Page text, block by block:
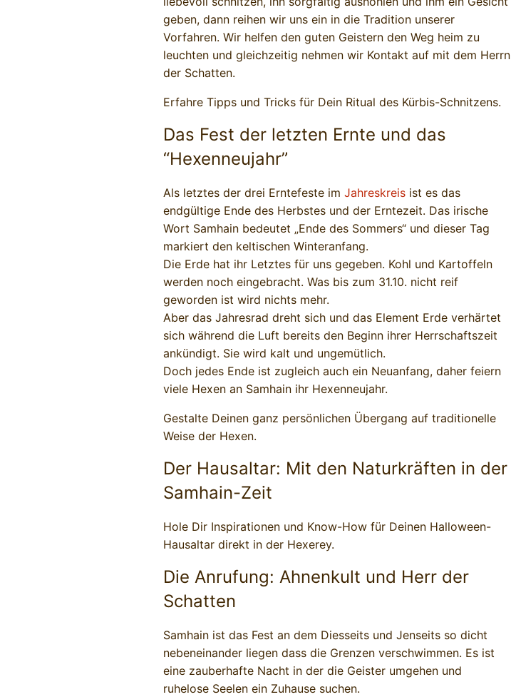
geben, dann reihen wir uns ein in die Tradition unserer
Vorfahren. Wir helfen den guten Geistern den Weg heim zu
leuchten und gleichzeitig nehmen wir Kontakt auf mit dem Herrn
der Schatten.
Erfahre Tipps und Tricks für Dein Ritual des Kürbis-Schnitzens.
Das Fest der letzten Ernte und das
“Hexenneujahr”
Als letztes der drei Erntefeste imJahreskreis ist es das
endgültige Ende des Herbstes und der Erntezeit. Das irische
Wort Samhain bedeutet „Ende des Sommers“ und dieser Tag
markiert den keltischen Winteranfang.
Die Erde hat ihr Letztes für uns gegeben. Kohl und Kartoffeln
werden noch eingebracht. Was bis zum 31.10. nicht reif
geworden ist wird nichts mehr.
Aber das Jahresrad dreht sich und das Element Erde verhärtet
sich während die Luft bereits den Beginn ihrer Herrschaftszeit
ankündigt. Sie wird kalt und ungemütlich.
Doch jedes Ende ist zugleich auch ein Neuanfang, daher feiern
viele Hexen an Samhain ihr Hexenneujahr.
Gestalte Deinen ganz persönlichen Übergang auf traditionelle
Weise der Hexen.
Der Hausaltar: Mit den Naturkräften in der
Samhain-Zeit
Hole Dir Inspirationen und Know-How für Deinen Halloween-
Hausaltar direkt in der Hexerey.
Die Anrufung: Ahnenkult und Herr der
Schatten
Samhain ist das Fest an dem Diesseits und Jenseits so dicht
nebeneinander liegen dass die Grenzen verschwimmen. Es ist
eine zauberhafte Nacht in der die Geister umgehen und
ruhelose Seelen ein Zuhause suchen.